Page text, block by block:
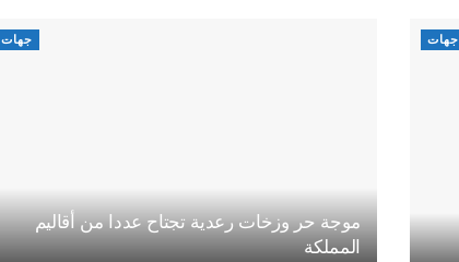
جهات جهات
موجة حر وزخات رعدية تجتاح عددا من أقاليم
المملكة